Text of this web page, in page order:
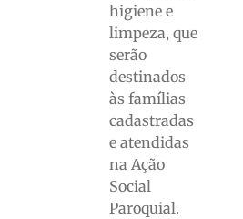
higiene e
limpeza, que
serão
destinados
às famílias
cadastradas
e atendidas
na Ação
Social
Paroquial.